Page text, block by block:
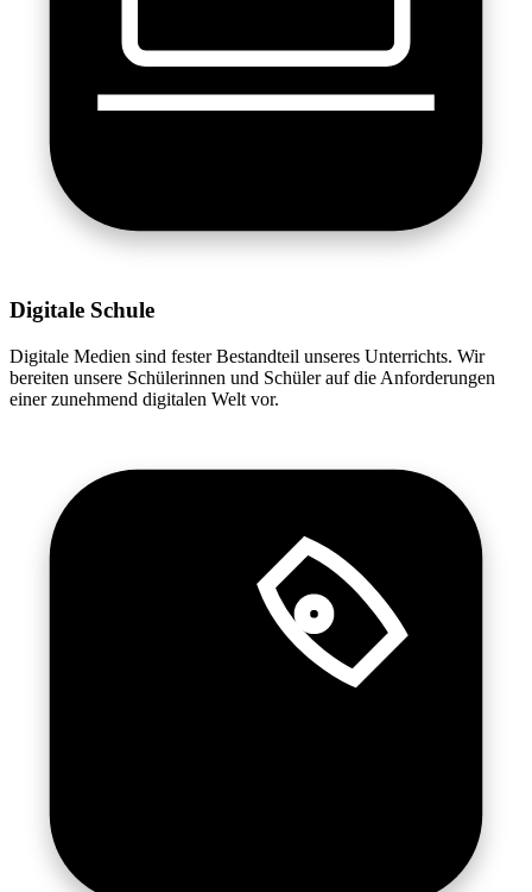
Digitale Schule
Digitale Medien sind fester Bestandteil unseres Unterrichts. Wir
bereiten unsere Schülerinnen und Schüler auf die Anforderungen
einer zunehmend digitalen Welt vor.